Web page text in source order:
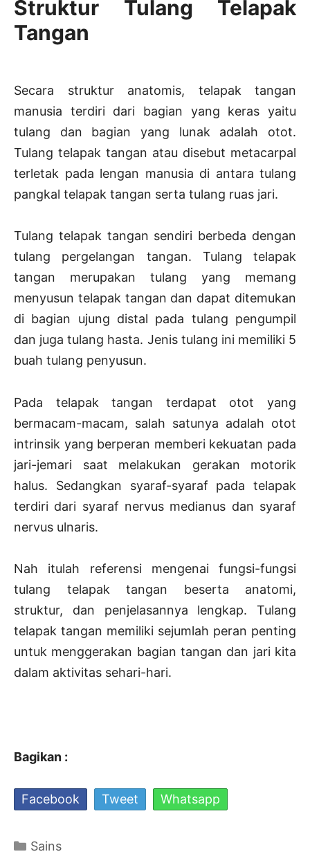
Struktur Tulang Telapak
Tangan
Secara struktur anatomis, telapak tangan
manusia terdiri dari bagian yang keras yaitu
tulang dan bagian yang lunak adalah otot.
Tulang telapak tangan atau disebut metacarpal
terletak pada lengan manusia di antara tulang
pangkal telapak tangan serta tulang ruas jari.
Tulang telapak tangan sendiri berbeda dengan
tulang pergelangan tangan. Tulang telapak
tangan merupakan tulang yang memang
menyusun telapak tangan dan dapat ditemukan
di bagian ujung distal pada tulang pengumpil
dan juga tulang hasta. Jenis tulang ini memiliki 5
buah tulang penyusun.
Pada telapak tangan terdapat otot yang
bermacam-macam, salah satunya adalah otot
intrinsik yang berperan memberi kekuatan pada
jari-jemari saat melakukan gerakan motorik
halus. Sedangkan syaraf-syaraf pada telapak
terdiri dari syaraf nervus medianus dan syaraf
nervus ulnaris.
Nah itulah referensi mengenai fungsi-fungsi
tulang telapak tangan beserta anatomi,
struktur, dan penjelasannya lengkap. Tulang
telapak tangan memiliki sejumlah peran penting
untuk menggerakan bagian tangan dan jari kita
dalam aktivitas sehari-hari.
Bagikan :
Facebook Tweet Whatsapp
Kategori
Sains